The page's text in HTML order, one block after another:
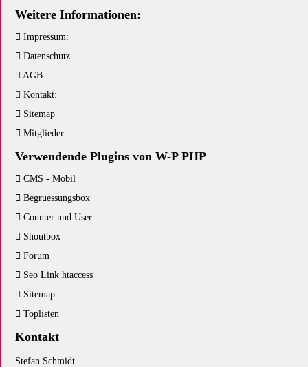
Weitere Informationen:
Impressum:
Datenschutz
AGB
Kontakt:
Sitemap
Mitglieder
Verwendende Plugins von W-P PHP
CMS - Mobil
Begruessungsbox
Counter und User
Shoutbox
Forum
Seo Link htaccess
Sitemap
Toplisten
Kontakt
Stefan Schmidt